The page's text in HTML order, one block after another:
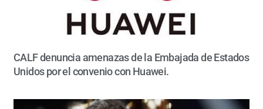
CALF denuncia amenazas de la Embajada de Estados
Unidos por el convenio con Huawei.